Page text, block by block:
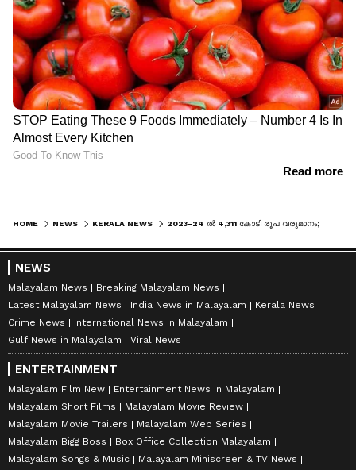
HOME NEWS KERALA NEWS
NEWS
Malayalam News
Breaking Malayalam News
Latest Malayalam News
India News in Malayalam
Kerala News
Crime News
International News in Malayalam
Gulf News in Malayalam
Viral News
ENTERTAINMENT
Malayalam Film New
Entertainment News in Malayalam
Malayalam Short Films
Malayalam Movie Review
Malayalam Movie Trailers
Malayalam Web Series
Malayalam Bigg Boss
Box Office Collection Malayalam
Malayalam Songs & Music
Malayalam Miniscreen & TV News